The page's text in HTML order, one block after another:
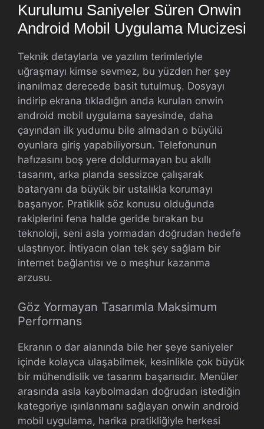
Kurulumu Saniyeler Süren Onwin
Android Mobil Uygulama Mucizesi
Teknik detaylarla ve yazılım terimleriyle
uğraşmayı kimse sevmez, bu yüzden her şey
inanılmaz derecede basit tutulmuş. Dosyayı
indirip ekrana tıkladığın anda kurulan onwin
android mobil uygulama sayesinde, daha
çayından ilk yudumu bile almadan o büyülü
oyunlara giriş yapabiliyorsun. Telefonunun
hafızasını boş yere doldurmayan bu akıllı
tasarım, arka planda sessizce çalışarak
bataryanı da büyük bir ustalıkla korumayı
başarıyor. Pratiklik söz konusu olduğunda
rakiplerini fena halde geride bırakan bu
teknoloji, seni asla yormadan doğrudan hedefe
ulaştırıyor. İhtiyacın olan tek şey sağlam bir
internet bağlantısı ve o meşhur kazanma
arzusu.
Göz Yormayan Tasarımla Maksimum
Performans
Ekranın o dar alanında bile her şeye saniyeler
içinde kolayca ulaşabilmek, kesinlikle çok büyük
bir mühendislik ve tasarım başarısıdır. Menüler
arasında asla kaybolmadan doğrudan istediğin
kategoriye ışınlanmanı sağlayan onwin android
mobil uygulama, harika pratikliğiyle herkesi